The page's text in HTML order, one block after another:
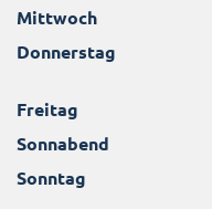
Mittwoch
Donnerstag
Freitag
Sonnabend
Sonntag